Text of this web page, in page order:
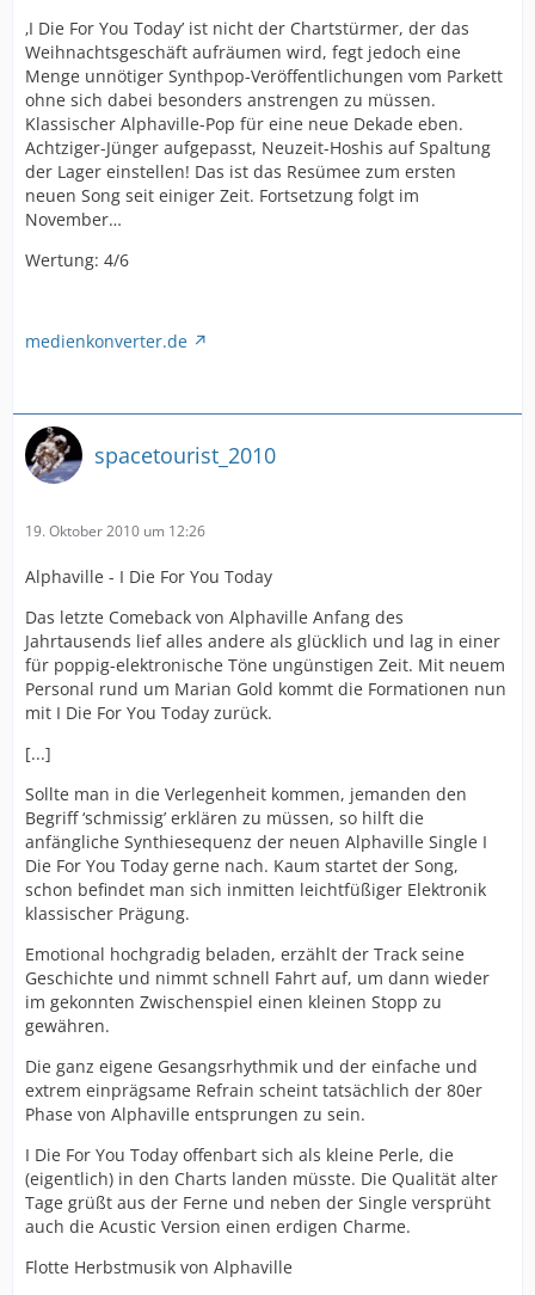
‚I Die For You Today’ ist nicht der Chartstürmer, der das
Weihnachtsgeschäft aufräumen wird, fegt jedoch eine
Menge unnötiger Synthpop-Veröffentlichungen vom Parkett
ohne sich dabei besonders anstrengen zu müssen.
Klassischer Alphaville-Pop für eine neue Dekade eben.
Achtziger-Jünger aufgepasst, Neuzeit-Hoshis auf Spaltung
der Lager einstellen! Das ist das Resümee zum ersten
neuen Song seit einiger Zeit. Fortsetzung folgt im
November…
Wertung: 4/6
medienkonverter.de
spacetourist_2010
19. Oktober 2010 um 12:26
Alphaville - I Die For You Today
Das letzte Comeback von Alphaville Anfang des
Jahrtausends lief alles andere als glücklich und lag in einer
für poppig-elektronische Töne ungünstigen Zeit. Mit neuem
Personal rund um Marian Gold kommt die Formationen nun
mit I Die For You Today zurück.
[...]
Sollte man in die Verlegenheit kommen, jemanden den
Begriff ‘schmissig’ erklären zu müssen, so hilft die
anfängliche Synthiesequenz der neuen Alphaville Single I
Die For You Today gerne nach. Kaum startet der Song,
schon befindet man sich inmitten leichtfüßiger Elektronik
klassischer Prägung.
Emotional hochgradig beladen, erzählt der Track seine
Geschichte und nimmt schnell Fahrt auf, um dann wieder
im gekonnten Zwischenspiel einen kleinen Stopp zu
gewähren.
Die ganz eigene Gesangsrhythmik und der einfache und
extrem einprägsame Refrain scheint tatsächlich der 80er
Phase von Alphaville entsprungen zu sein.
I Die For You Today offenbart sich als kleine Perle, die
(eigentlich) in den Charts landen müsste. Die Qualität alter
Tage grüßt aus der Ferne und neben der Single versprüht
auch die Acustic Version einen erdigen Charme.
Flotte Herbstmusik von Alphaville